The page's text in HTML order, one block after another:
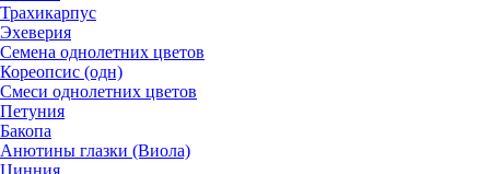
Трахикарпус
Эхеверия
Семена однолетних цветов
Кореопсис (одн)
Смеси однолетних цветов
Петуния
Бакопа
Анютины глазки (Виола)
Цинния